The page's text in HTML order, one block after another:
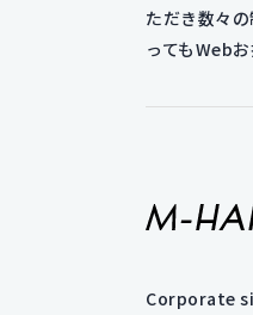
ただき数々
ってもWeb
Corporate